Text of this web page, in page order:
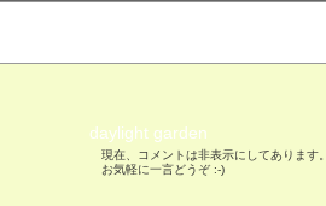
daylight garden
現在、コメントは非表示にしてあります。
お気軽に一言どうぞ :-)